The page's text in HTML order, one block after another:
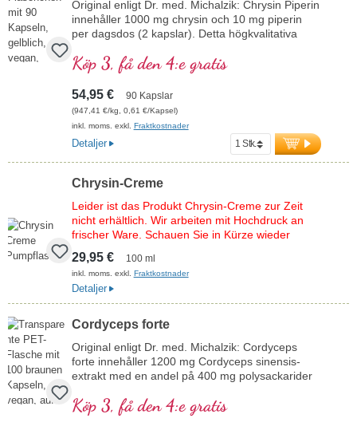
Original enligt Dr. med. Michalzik: Chrysin Piperin
innehåller 1000 mg chrysin och 10 mg piperin
per dagsdos (2 kapslar). Detta högkvalitativa
Tyskland. Förseglingen är aluminiumfri.
mer information om Chrysin Piperin
Köp 3, få den 4:e gratis
54,95 € 90 Kapslar
(947,41 €/kg, 0,61 €/Kapsel)
inkl. moms. exkl. Fraktkostnader
Detaljer
Chrysin-Creme
Leider ist das Produkt Chrysin-Creme zur Zeit
nicht erhältlich. Wir arbeiten mit Hochdruck an
frischer Ware. Schauen Sie in Kürze wieder
29,95 € 100 ml
inkl. moms. exkl. Fraktkostnader
Detaljer
Cordyceps forte
Original enligt Dr. med. Michalzik: Cordyceps
forte innehåller 1200 mg Cordyceps sinensis-
extrakt med en andel på 400 mg polysackarider
kosttillskott är fritt från tillsatser och tillverkas i
Tyskland. Förseglingen är aluminiumfri.
Köp 3, få den 4:e gratis